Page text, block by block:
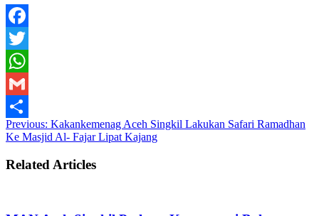
Facebook
Twitter
WhatsApp
Gmail
Share
Previous: Kakankemenag Aceh Singkil Lakukan Safari Ramadhan
Ke Masjid Al- Fajar Lipat Kajang
Related Articles